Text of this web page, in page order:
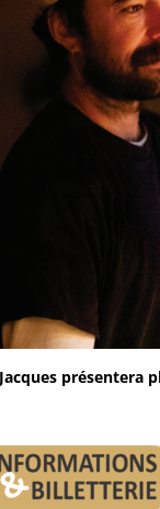
présentera